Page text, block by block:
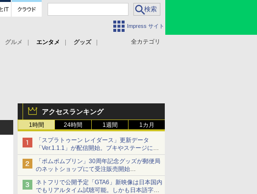
Impress サイト
全カテゴリ
グルメ エンタメ
グッズ
アクセスランキング
1時間 24時間 1週間 1カ月
「スプラトゥーン レイダース」更新データ
「Ver.1.1.1」が配信開始。ブキやステージに関
する不具合を修正
「ポムポムプリン」30周年記念グッズが郵便局
のネットショップにて受注販売開始
「おもちもちもちクッション」など今年だけの
限定商品が登場
ネトフリで公開予定「GTA6」新映像は日本国内
でもリアルタイム試聴可能。しかも日本語字幕